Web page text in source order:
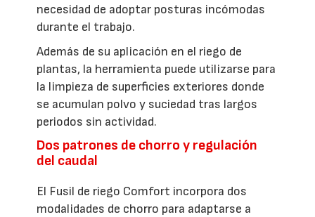
necesidad de adoptar posturas incómodas
durante el trabajo.
Además de su aplicación en el riego de
plantas, la herramienta puede utilizarse para
la limpieza de superficies exteriores donde
se acumulan polvo y suciedad tras largos
periodos sin actividad.
Dos patrones de chorro y regulación
del caudal
El Fusil de riego Comfort incorpora dos
modalidades de chorro para adaptarse a